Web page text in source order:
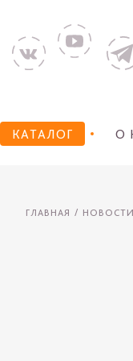
КАТАЛОГ О
ГЛАВНАЯ НОВОСТИ